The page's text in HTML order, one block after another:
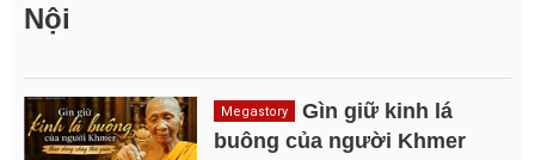
Nội
Megastory
Gìn giữ kinh lá
buông của người Khmer